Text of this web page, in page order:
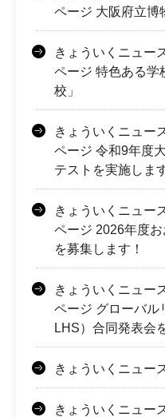
ページ 大阪府立博
きょういくニュー
ページ 特色ある学
校」
きょういくニュー
ページ 令和9年度
テストを実施しま
きょういくニュー
ページ 2026年度
を募集します！
きょういくニュー
ページ グローバル
LHS）合同発表会
きょういくニュー
きょういくニュー